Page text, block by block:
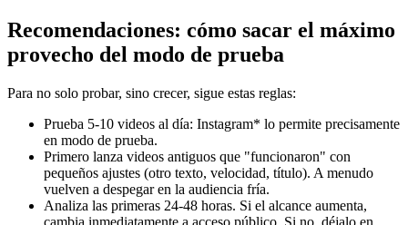
Recomendaciones: cómo sacar el máximo
provecho del modo de prueba
Para no solo probar, sino crecer, sigue estas reglas:
Prueba 5-10 videos al día: Instagram* lo permite precisamente
en modo de prueba.
Primero lanza videos antiguos que "funcionaron" con
pequeños ajustes (otro texto, velocidad, título). A menudo
vuelven a despegar en la audiencia fría.
Analiza las primeras 24-48 horas. Si el alcance aumenta,
cambia inmediatamente a acceso público. Si no, déjalo en